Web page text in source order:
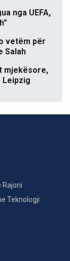
nga UEFA,
vetëm për
Salah
mjekësore,
Rajoni
Teknologji